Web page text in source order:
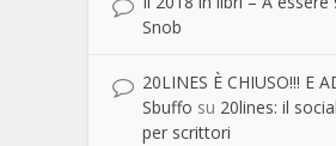
Snob
20LINES È CHIUSO!!! E
Sbuffo su 20lines: il
per scrittori